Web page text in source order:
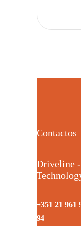
Contactos
Driveline
+351 21 961
94